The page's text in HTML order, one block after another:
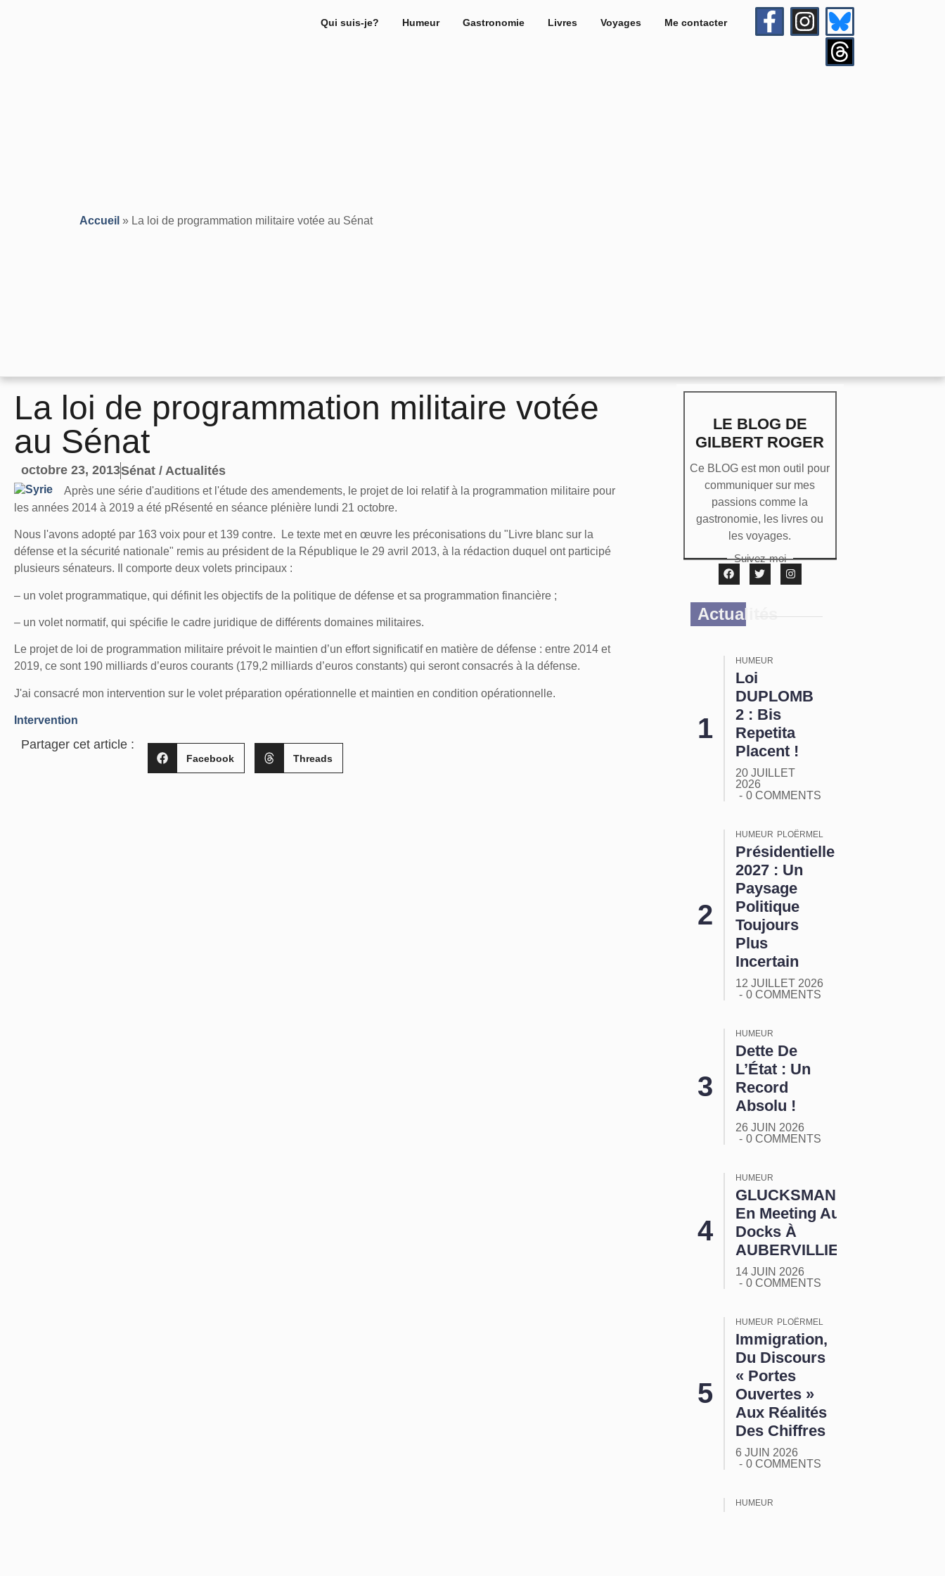
Qui suis-je? Humeur Gastronomie Livres Voyages Me contacter
Accueil » La loi de programmation militaire votée au Sénat
La loi de programmation militaire votée
au Sénat
octobre 23, 2013Sénat / Actualités
Après une série d'auditions et l'étude des amendements, le projet de loi relatif à la programmation militaire pour
les années 2014 à 2019 a été pRésenté en séance plénière lundi 21 octobre.
Nous l'avons adopté par 163 voix pour et 139 contre. Le texte met en œuvre les préconisations du "Livre blanc sur la
défense et la sécurité nationale" remis au président de la République le 29 avril 2013, à la rédaction duquel ont participé
plusieurs sénateurs. Il comporte deux volets principaux :
– un volet programmatique, qui définit les objectifs de la politique de défense et sa programmation financière ;
– un volet normatif, qui spécifie le cadre juridique de différents domaines militaires.
Le projet de loi de programmation militaire prévoit le maintien d’un effort significatif en matière de défense : entre 2014 et
2019, ce sont 190 milliards d’euros courants (179,2 milliards d’euros constants) qui seront consacrés à la défense.
J'ai consacré mon intervention sur le volet préparation opérationnelle et maintien en condition opérationnelle.
Intervention
Partager cet article :
Facebook Threads
LE BLOG DE
GILBERT ROGER
Ce BLOG est mon outil pour
communiquer sur mes
passions comme la
gastronomie, les livres ou
les voyages.
Suivez-moi
Actualités
HUMEUR
Loi
DUPLOMB
2 : Bis
Repetita
Placent !
20 JUILLET
2026
0 COMMENTS
HUMEUR PLOËRMEL
Présidentielle
2027 : Un
Paysage
Politique
Toujours
Plus
Incertain
12 JUILLET 2026
0 COMMENTS
HUMEUR
Dette De
L’État : Un
Record
Absolu !
26 JUIN 2026
0 COMMENTS
HUMEUR
GLUCKSMANN
En Meeting Aux
Docks À
AUBERVILLIERS
14 JUIN 2026
0 COMMENTS
HUMEUR PLOËRMEL
Immigration,
Du Discours
« Portes
Ouvertes »
Aux Réalités
Des Chiffres
6 JUIN 2026
0 COMMENTS
HUMEUR